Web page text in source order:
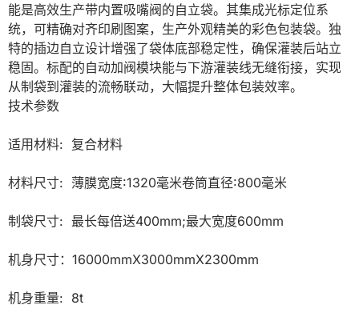
能是高效生产带内置吸嘴阀的自立袋。其集成光标定位系
统，可精确对齐印刷图案，生产外观精美的彩色包装袋。独
特的插边自立设计增强了袋体底部稳定性，确保灌装后站立
稳固。标配的自动加阀模块能与下游灌装线无缝衔接，实现
从制袋到灌装的流畅联动，大幅提升整体包装效率。
技术参数
适用材料:  复合材料
材料尺寸:  薄膜宽度:1320毫米卷筒直径:800毫米
制袋尺寸:  最长每倍送400mm;最大宽度600mm
机身尺寸：16000mmX3000mmX2300mm
机身重量:  8t